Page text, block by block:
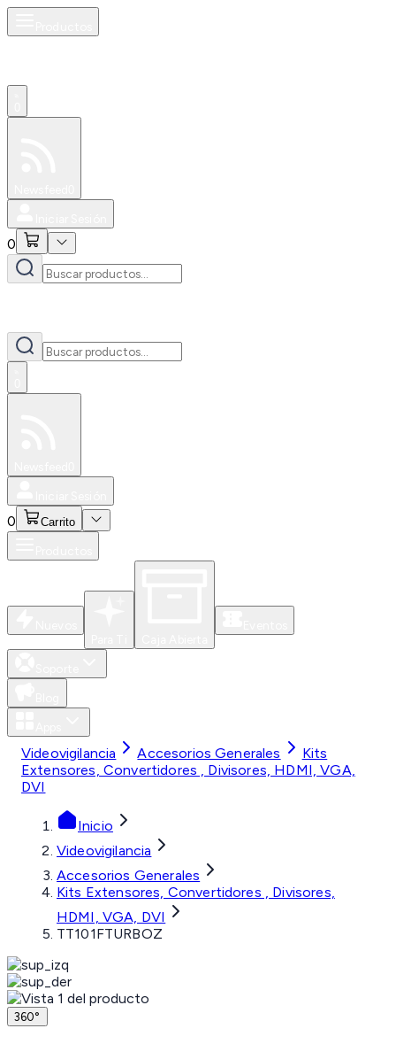
0
0 Carrito
Videovigilancia Accesorios Generales
Kits
Extensores, Convertidores , Divisores, HDMI, VGA,
DVI
Inicio
Videovigilancia
Accesorios Generales
Kits Extensores, Convertidores , Divisores,
HDMI, VGA, DVI
TT101FTURBOZ
360°